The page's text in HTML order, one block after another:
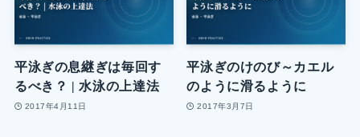
平泳ぎの息継ぎは毎回す
るべき？ | 水泳の上達法
2017年4月11日
平泳ぎのけのび～カエル
のように滑るように
2017年3月7日